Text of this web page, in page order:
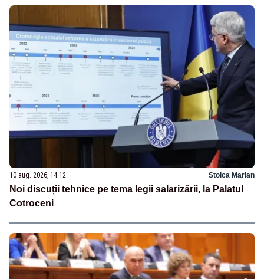
10 aug. 2026, 14:12 Stoica Marian
Noi discuții tehnice pe tema legii salarizării, la Palatul
Cotroceni